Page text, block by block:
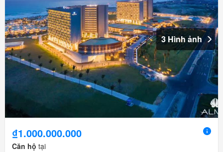
3 Hình ảnh
₫1.000.000.000
Căn hộ tại